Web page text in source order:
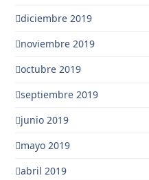
diciembre 2019
noviembre 2019
octubre 2019
septiembre 2019
junio 2019
mayo 2019
abril 2019